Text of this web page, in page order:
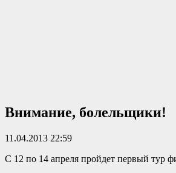
Внимание, болельщики!
11.04.2013 22:59
С 12 по 14 апреля пройдет первый тур